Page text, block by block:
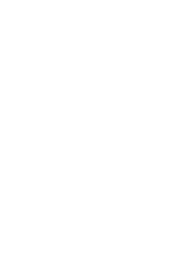
favoritos